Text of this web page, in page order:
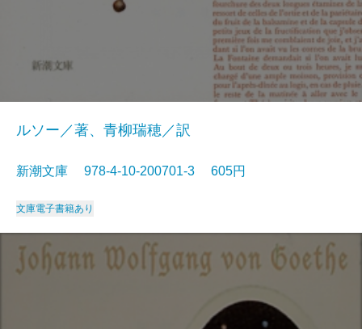
ルソー／著、青柳瑞穂／訳
新潮文庫 978-4-10-200701-3 605円
文庫電子書籍あり